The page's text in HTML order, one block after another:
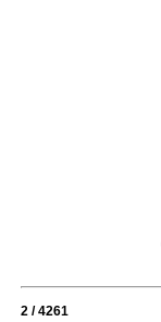
2 / 4261